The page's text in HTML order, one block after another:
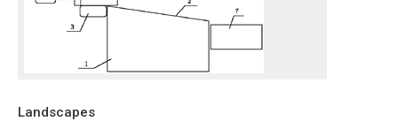
Landscapes